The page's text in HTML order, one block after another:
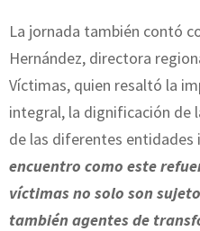
La jornada también contó
Hernández, directora
Víctimas, quien resaltó la
integral, la dignificación de
de las diferentes entidades
encuentro como este
víctimas no solo son
también agentes de